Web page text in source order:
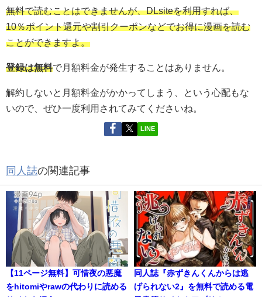
無料で読むことはできませんが、DLsiteを利用すれば、
10％ポイント還元や割引クーポンなどでお得に漫画を読む
ことができますよ。
登録は無料で月額料金が発生することはありません。
解約しないと月額料金がかかってしまう、という心配もな
いので、ぜひ一度利用されてみてくださいね。
LINE
同人誌の関連記事
【11ページ無料】可惜夜の悪魔
をhitomiやrawの代わりに読める
同人誌『赤ずきんくんからは逃
げられない2』を無料で読める電